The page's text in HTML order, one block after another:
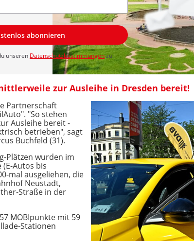
abonnieren
unseren Datenschutzbestimmungenzu.
zur Ausleihe in Dresden bereit!
Partnerschaft
"So stehen
Ausleihe bereit -
betrieben", sagt
Buchfeld (31).
Plätzen wurden im
(E-Autos bis
mal ausgeliehen, die
Neustadt,
Straße in der
MOBIpunkte mit 59
Stationen